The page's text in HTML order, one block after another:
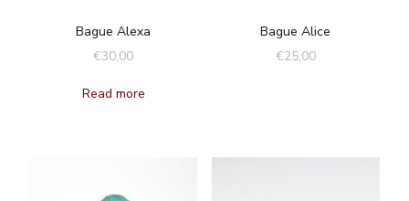
Bague Alexa
€30,00
Read more
Bague Alice
€25,00